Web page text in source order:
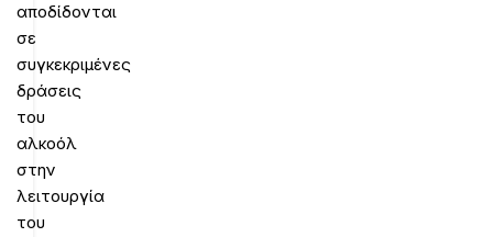
αποδίδονται
σε
συγκεκριμένες
δράσεις
του
αλκοόλ
στην
λειτουργία
του